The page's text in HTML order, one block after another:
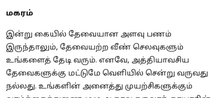
மகரம்
இன்று கையில் தேவையான அளவு பணம்
இருந்தாலும், தேவையற்ற வீண் செலவுகளும்
உங்களைத் தேடி வரும். எனவே, அத்தியாவசிய
தேவைகளுக்கு மட்டுமே வெளியில் சென்று வருவது
நல்லது. உங்களின் அனைத்து முயற்சிகளுக்கும்